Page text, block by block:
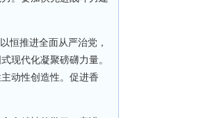
恒推进全面从严治党，
现代化凝聚磅礴力量。
动性创造性。促进香